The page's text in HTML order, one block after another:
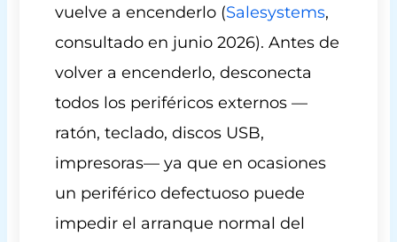
vuelve a encenderlo (Salesystems,
consultado en junio 2026). Antes de
volver a encenderlo, desconecta
todos los periféricos externos —
ratón, teclado, discos USB,
impresoras— ya que en ocasiones
un periférico defectuoso puede
impedir el arranque normal del